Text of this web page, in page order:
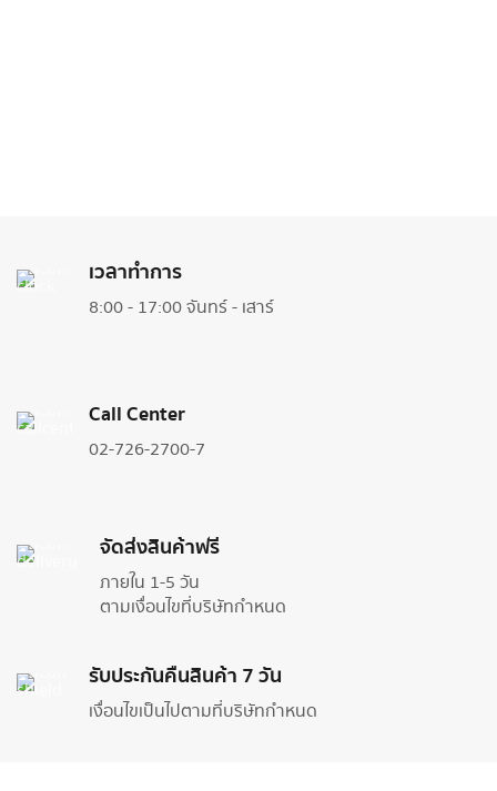
เวลาทำการ
8:00 - 17:00 จันทร์ - เสาร์
Call Center
02-726-2700-7
จัดส่งสินค้าฟรี
ภายใน 1-5 วัน
ตามเงื่อนไขที่บริษัทกำหนด
รับประกันคืนสินค้า 7 วัน
เงื่อนไขเป็นไปตามที่บริษัทกำหนด